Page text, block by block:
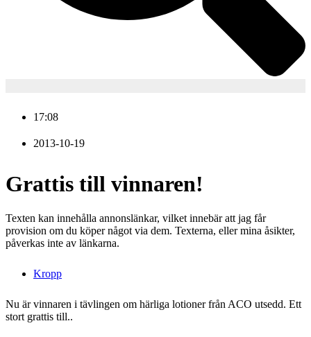
17:08
2013-10-19
Grattis till vinnaren!
Texten kan innehålla annonslänkar, vilket innebär att jag får
provision om du köper något via dem. Texterna, eller mina åsikter,
påverkas inte av länkarna.
Kropp
Nu är vinnaren i tävlingen om härliga lotioner från ACO utsedd. Ett
stort grattis till..